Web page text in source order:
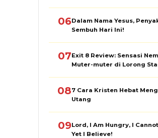
06Dalam Nama Yesus,
Sembuh Hari Ini!
07Exit 8 Review: Sensasi
Muter-muter di Lorong
087 Cara Kristen Hebat
Utang
09Lord, I Am Hungry, I
Yet I Believe!